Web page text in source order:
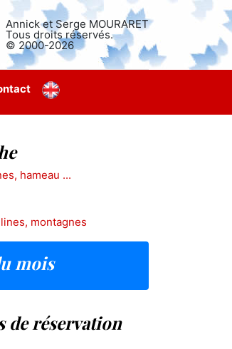
Annick et Serge MOURARET
Tous droits réservés.
© 2000-2026
hameau ...
montagnes
mois
de réservation